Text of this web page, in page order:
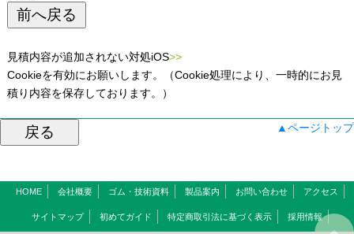
見積内容が追加されない対処iOS>>
Cookieを有効にお願いします。（Cookie処理により、一時的にお見
積り内容を保存しております。）
▲ページトップ
HOME 会社概要 ゴム・技術資料 製品案内 お問い合わせ アクセス
サイトマップ 初めてガイド 特定商取引法に基づく表示 採用情報